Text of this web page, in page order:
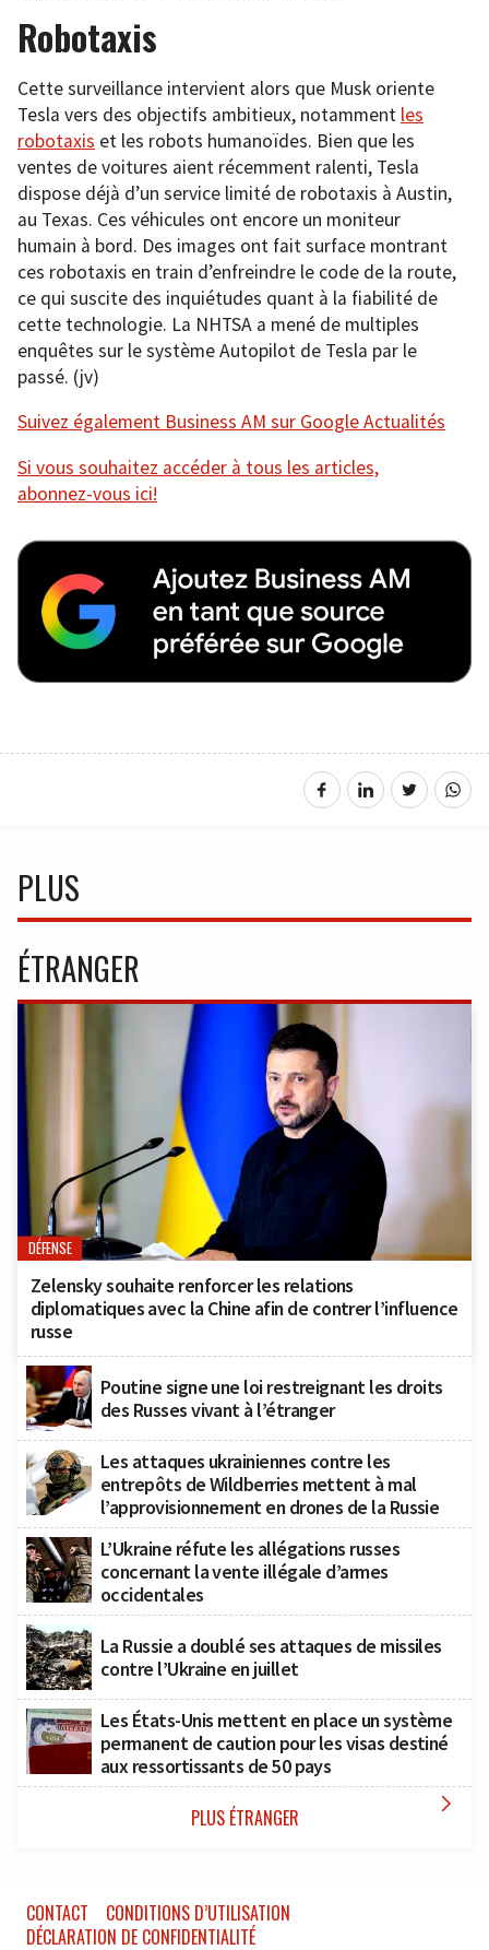
Robotaxis
Cette surveillance intervient alors que Musk oriente
Tesla vers des objectifs ambitieux, notamment les
robotaxis et les robots humanoïdes. Bien que les
ventes de voitures aient récemment ralenti, Tesla
dispose déjà d’un service limité de robotaxis à Austin,
au Texas. Ces véhicules ont encore un moniteur
humain à bord. Des images ont fait surface montrant
ces robotaxis en train d’enfreindre le code de la route,
ce qui suscite des inquiétudes quant à la fiabilité de
cette technologie. La NHTSA a mené de multiples
enquêtes sur le système Autopilot de Tesla par le
passé. (jv)
Suivez également Business AM sur Google Actualités
Si vous souhaitez accéder à tous les articles,
abonnez-vous ici!
PLUS
ÉTRANGER
DÉFENSE
Zelensky souhaite renforcer les relations
diplomatiques avec la Chine afin de contrer l’influence
russe
Poutine signe une loi restreignant les droits
des Russes vivant à l’étranger
Les attaques ukrainiennes contre les
entrepôts de Wildberries mettent à mal
l’approvisionnement en drones de la Russie
L’Ukraine réfute les allégations russes
concernant la vente illégale d’armes
occidentales
La Russie a doublé ses attaques de missiles
contre l’Ukraine en juillet
Les États-Unis mettent en place un système
permanent de caution pour les visas destiné
aux ressortissants de 50 pays
PLUS ÉTRANGER 
CONTACT
CONDITIONS D’UTILISATION
DÉCLARATION DE CONFIDENTIALITÉ